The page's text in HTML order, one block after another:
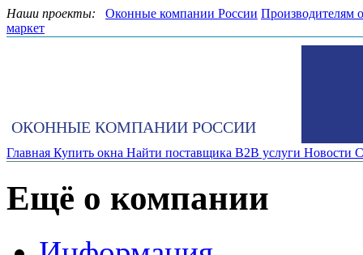
Наши проекты: Оконные компании России Производителям
маркет
ОКОННЫЕ КОМПАНИИ РОССИИ
Главная Купить окна Найти поставщика B2B услуги Новости
Ещё о компании